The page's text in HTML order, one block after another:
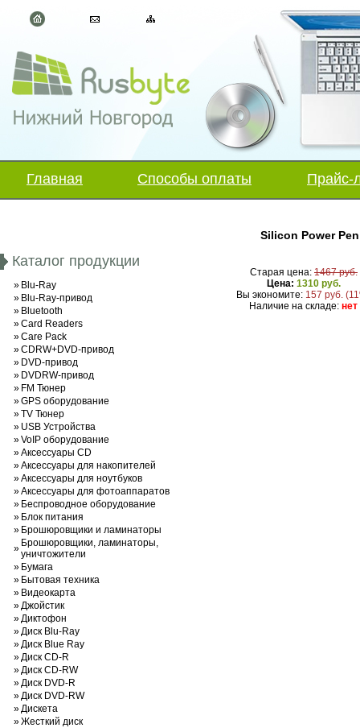
Главная Способы оплаты Прайс-
Каталог продукции
» Blu-Ray
» Blu-Ray-привод
» Bluetooth
»Card Readers
»Care Pack
»CDRW+DVD-привод
» DVD-привод
» DVDRW-привод
» FM Тюнер
»GPS оборудование
»TV Тюнер
» USB Устройства
»VoIP оборудование
»Аксессуары CD
»Аксессуары для накопителей
»Аксессуары для ноутбуков
»Аксессуары для фотоаппаратов
» Беспроводное оборудование
» Блок питания
» Брошюровщики и ламинаторы
» Брошюровщики, ламинаторы,
уничтожители
» Бумага
» Бытовая техника
» Видеокарта
»Джойстик
»Диктофон
»Диск Blu-Ray
»Диск Blue Ray
»Диск CD-R
»Диск CD-RW
»Диск DVD-R
»Диск DVD-RW
»Дискета
»Жесткий диск
Silicon Power
Старая цена: 1467 руб.
Цена: 1310 руб.
Вы экономите: 157 руб.
Наличие на складе:нет